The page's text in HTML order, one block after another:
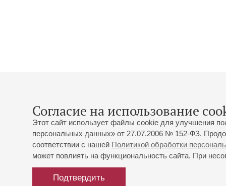
Согласие на использование
Этот сайт использует файлы cookie для улучшения
персональных данных» от 27.07.2006 № 152-ФЗ.
соответствии с нашей Политикой обработки
может повлиять на функциональность сайта. При
Подтвердить